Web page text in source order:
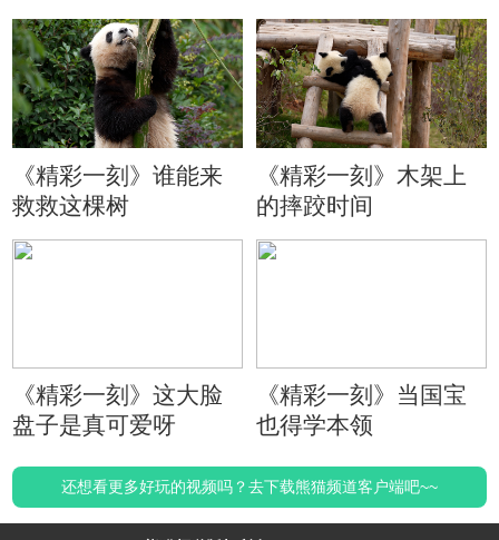
分心
《精彩一刻》谁能来
救救这棵树
《精彩一刻》木架上
的摔跤时间
《精彩一刻》这大脸
盘子是真可爱呀
《精彩一刻》当国宝
也得学本领
还想看更多好玩的视频吗？去下载熊猫频道客户端吧~~